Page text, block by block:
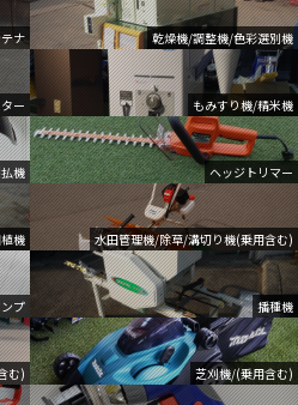
ナ 乾燥機/調整機/色彩選別機
ー もみすり機/精米機
機 ヘッジトリマー
機 水田管理機/除草/溝切り機(乗用含む)
プ 播種機
む) 芝刈機/(乗用含む)